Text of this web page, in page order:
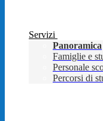
Servizi
Panoramica
Famiglie e
Personale
Percorsi di